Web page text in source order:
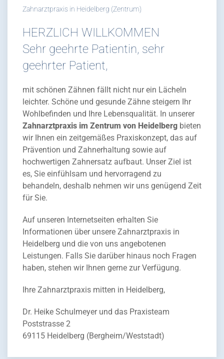
Zahnarztpraxis in Heidelberg (Zentrum)
HERZLICH WILLKOMMEN
Sehr geehrte Patientin, sehr
geehrter Patient,
mit schönen Zähnen fällt nicht nur ein Lächeln
leichter. Schöne und gesunde Zähne steigern Ihr
Wohlbefinden und Ihre Lebensqualität. In unserer
Zahnarztpraxis im Zentrum von Heidelberg bieten
wir Ihnen ein zeitgemäßes Praxiskonzept, das auf
Prävention und Zahnerhaltung sowie auf
hochwertigen Zahnersatz aufbaut. Unser Ziel ist
es, Sie einfühlsam und hervorragend zu
behandeln, deshalb nehmen wir uns genügend Zeit
für Sie.
Auf unseren Internetseiten erhalten Sie
Informationen über unsere Zahnarztpraxis in
Heidelberg und die von uns angebotenen
Leistungen. Falls Sie darüber hinaus noch Fragen
haben, stehen wir Ihnen gerne zur Verfügung.
Ihre Zahnarztpraxis mitten in Heidelberg,
Dr. Heike Schulmeyer und das Praxisteam
Poststrasse 2
69115 Heidelberg (Bergheim/Weststadt)